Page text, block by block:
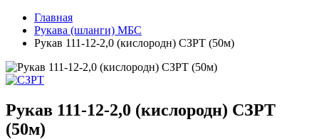
Главная
Рукава (шланги) МБС
Рукав 111-12-2,0 (кислородн) СЗРТ (50м)
Рукав 111-12-2,0 (кислородн) СЗРТ
(50м)